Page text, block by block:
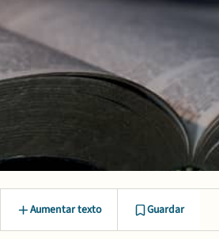
Aumentar texto Guardar